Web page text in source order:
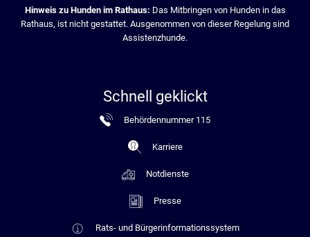
Hinweis zu Hunden im Rathaus: Das Mitbringen von Hunden in das
Rathaus, ist nicht gestattet. Ausgenommen von dieser Regelung sind
Assistenzhunde.
Schnell geklickt
Behördennummer 115
Karriere
Notdienste
Presse
Rats- und Bürgerinformationssystem